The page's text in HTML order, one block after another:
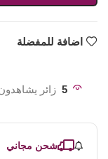
اضافة للمفضلة
5 زائر
شحن مجاني